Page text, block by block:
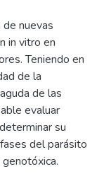
nuevas
in vitro en
Teniendo en
de la
de las
evaluar
su
del parásito